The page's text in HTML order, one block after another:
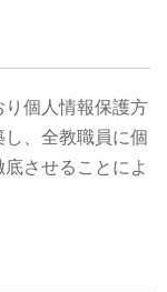
個人情報保護方
、全教職員に個
させることによ